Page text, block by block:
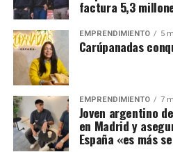
factura 5,3
EMPRENDIMIENTO 5
Carúpanadas
EMPRENDIMIENTO 7
Joven argentino
en Madrid y
España «es más